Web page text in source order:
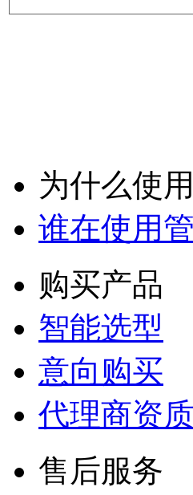
为什么使
谁在使用
购买产品
智能选型
意向购买
代理商资
售后服务